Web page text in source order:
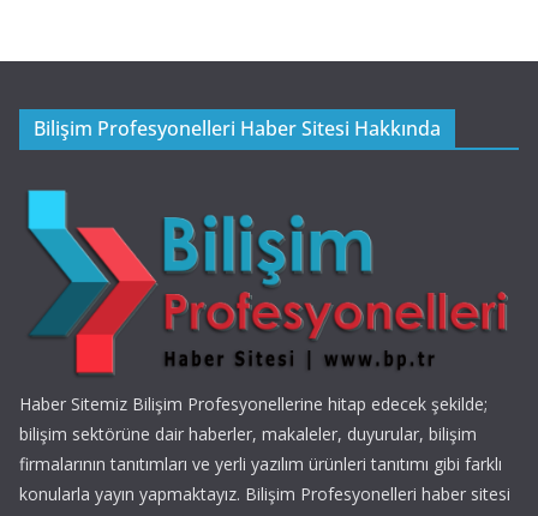
Bilişim Profesyonelleri Haber Sitesi Hakkında
Haber Sitemiz Bilişim Profesyonellerine hitap edecek şekilde;
bilişim sektörüne dair haberler, makaleler, duyurular, bilişim
firmalarının tanıtımları ve yerli yazılım ürünleri tanıtımı gibi farklı
konularla yayın yapmaktayız. Bilişim Profesyonelleri haber sitesi